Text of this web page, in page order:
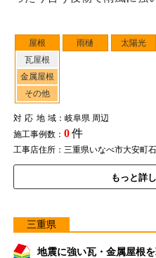
屋根
瓦屋根
金属屋根
その他
雨樋 太陽光
対応地域：岐阜県 周辺
施工事例数： 0件
工事店住所：三重県いなべ市大安町
もっと詳
三重県
地震に強い瓦・金属屋根